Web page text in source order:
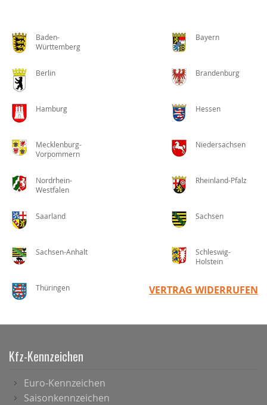
Baden-
Württemberg
Bayern
Berlin Brandenburg
Hamburg Hessen
Mecklenburg-
Vorpommern
Niedersachsen
Nordrhein-
Westfalen
Rheinland-Pfalz
Saarland Sachsen
Sachsen-Anhalt
Schleswig-
Holstein
Thüringen VERTRAG WIDERRUFEN
Kfz-Kennzeichen
Euro-Kennzeichen
Saisonkennzeichen